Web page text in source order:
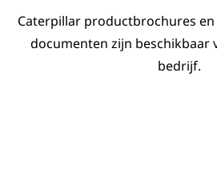
Caterpillar productbrochures
documenten zijn beschikbaar
bedrijf.